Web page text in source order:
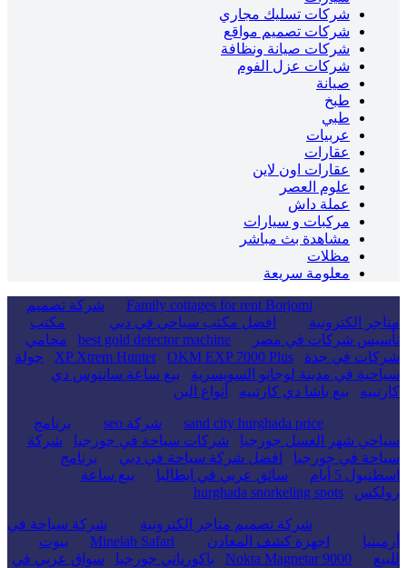
شركات تسليك مجاري
شركات تصميم مواقع
شركات صيانة ونظافة
شركات عزل الفوم
صيانة
طبخ
طبي
عربيات
عقارات
عقارات اون لاين
علوم العصر
عملة داش
مركبات و سيارات
مشاهدة بث مباشر
مظلات
معلومة سريعة
Family cottages for rent Borjomi
شركة تصميم
متاجر الكترونية
افضل مكتب سياحي في دبي
مكتب
تأسيس شركات في مصر
best gold detector machine
محامي
شركات في جدة
XP Xtrem Hunter OKM EXP 7000 Plus
جولة
سياحية في مدينة لوجانو السويسرية
بيع ساعة سانتوس دي
كارتييه
بيع باشا دي كارتييه أنواع البن
sand city hurghada price شركة seo
برنامج
سياحي شهر العسل جورجيا
شركات سياحة في جورجيا
شركة
سياحة في جورجيا
افضل شركة سياحة في دبي
برنامج
اسطنبول 5 أيام
سائق عربي في ايطاليا
بيع ساعة
رولكس
hurghada snorkeling spots
شركة تصميم متاجر الكترونية
شركة سياحة في
أرمينيا
اجهزة كشف المعادن Minelab Safari
بيوت
للبيع
Nokta Magnetar 9000 باكورياني جورجيا
سواق عربي في